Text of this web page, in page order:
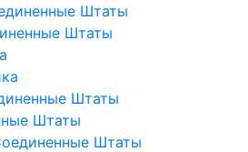
Штаты
Штаты
Штаты
Штаты
Штаты